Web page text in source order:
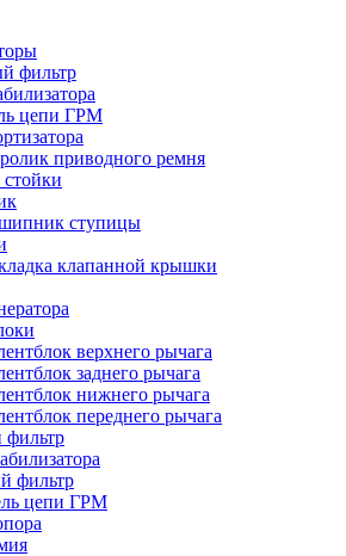
фильтр
цепи ГРМ
приводного ремня
ступицы
клапанной крышки
верхнего рычага
заднего рычага
нижнего рычага
переднего рычага
фильтр
цепи ГРМ